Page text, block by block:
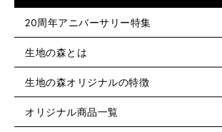
20周年アニバーサリー特集
生地の森とは
生地の森オリジナルの特徴
オリジナル商品一覧